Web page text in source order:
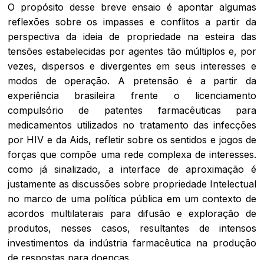
O propósito desse breve ensaio é apontar algumas
reflexões sobre os impasses e conflitos a partir da
perspectiva da ideia de propriedade na esteira das
tensões estabelecidas por agentes tão múltiplos e, por
vezes, dispersos e divergentes em seus interesses e
modos de operação. A pretensão é a partir da
experiência brasileira frente o licenciamento
compulsório de patentes farmacêuticas para
medicamentos utilizados no tratamento das infecções
por HIV e da Aids, refletir sobre os sentidos e jogos de
forças que compõe uma rede complexa de interesses.
como já sinalizado, a interface de aproximação é
justamente as discussões sobre propriedade Intelectual
no marco de uma política pública em um contexto de
acordos multilaterais para difusão e exploração de
produtos, nesses casos, resultantes de intensos
investimentos da indústria farmacêutica na produção
de respostas para doenças.